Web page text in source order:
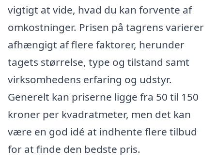
vigtigt at vide, hvad du kan forvente af
omkostninger. Prisen på tagrens varierer
afhængigt af flere faktorer, herunder
tagets størrelse, type og tilstand samt
virksomhedens erfaring og udstyr.
Generelt kan priserne ligge fra 50 til 150
kroner per kvadratmeter, men det kan
være en god idé at indhente flere tilbud
for at finde den bedste pris.